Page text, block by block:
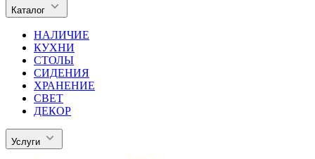
Каталог
НАЛИЧИЕ
КУХНИ
СТОЛЫ
СИДЕНИЯ
ХРАНЕНИЕ
СВЕТ
ДЕКОР
Услуги